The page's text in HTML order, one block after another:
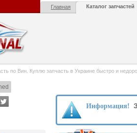
Главная Каталог запчастей
по Вин. Куплю запчасть в Украине быстро и
Информация!